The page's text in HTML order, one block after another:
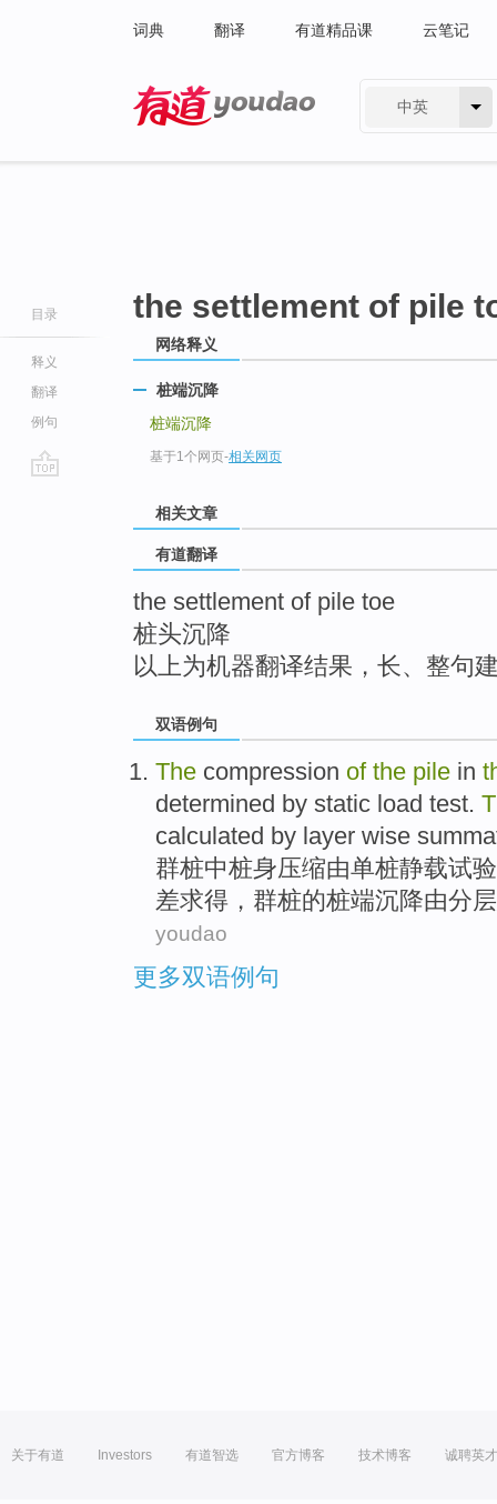
词典 翻译 有道精品课 云笔记
中英
目录
释义
翻译
例句
the settlement of pile
网络释义
桩端沉降
桩端沉降
基于1个网页-相关网页
相关文章
有道翻译
the settlement of pile toe
桩头沉降
以上为机器翻译结果，长、整句
双语例句
The compression of the pile in
determined by static load test.
calculated by layer wise
群桩中桩身压缩由单桩静载试验
差求得，群桩的桩端沉降由分层
youdao
更多双语例句
关于有道 Investors 有道智选 官方博客 技术博客 诚聘英才